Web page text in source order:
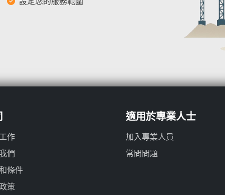
作
們
條件
策
適用於專業人士
加入專業人員
常問問題